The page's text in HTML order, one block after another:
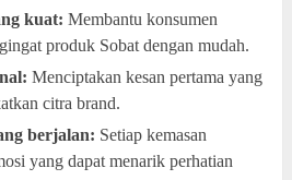
kuat: Membantu konsumen
produk Sobat dengan mudah.
Menciptakan kesan pertama yang
citra brand.
berjalan: Setiap kemasan
yang dapat menarik perhatian